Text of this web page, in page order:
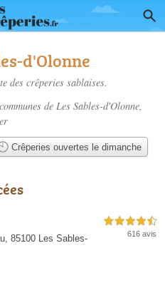
d'Olonne
des crêperies sablaises.
de Les Sables-d'Olonne,
Crêperies ouvertes le dimanche
85100 Les Sables-
4,5 étoiles sur 5
616 avis